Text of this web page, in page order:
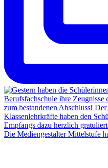
Die Mediengestalter Mittelstufe